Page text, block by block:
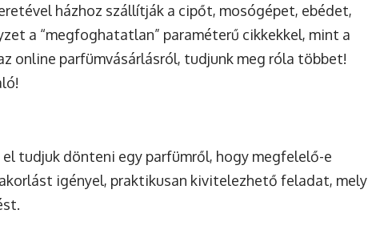
házhoz szállítják a cipőt, mosógépet, ebédet,
a “megfoghatatlan” paraméterű cikkekkel, mint a
online parfümvásárlásról, tudjunk meg róla többet!
tudjuk dönteni egy parfümről, hogy megfelelő-e
igényel, praktikusan kivitelezhető feladat, mely
.